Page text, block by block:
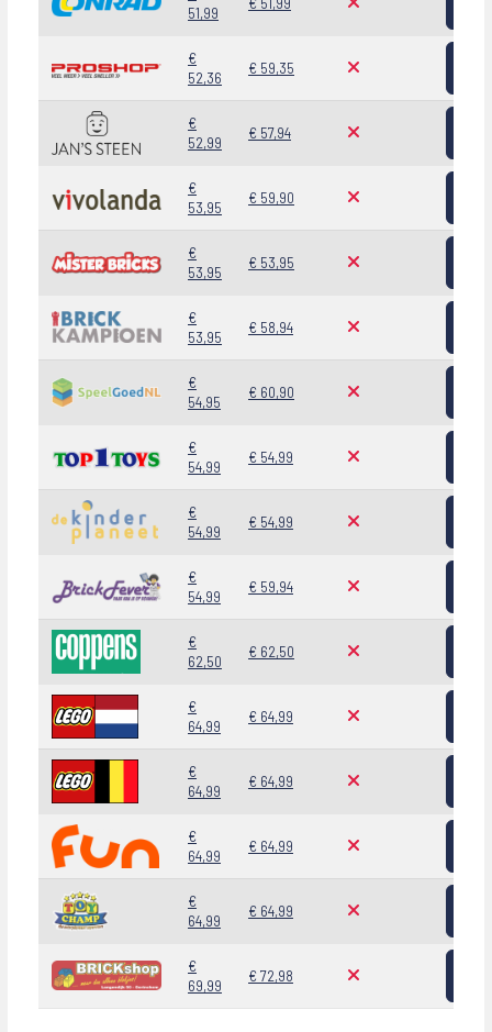
51,99
€ 51,99
€
52,36
€ 59,35
€
52,99
€ 57,94
€
53,95
€ 59,90
€
53,95
€ 53,95
€
53,95
€ 58,94
€
54,95
€ 60,90
€
54,99
€ 54,99
€
54,99
€ 54,99
€
54,99
€ 59,94
€
62,50
€ 62,50
€
64,99
€ 64,99
€
64,99
€ 64,99
€
64,99
€ 64,99
€
64,99
€ 64,99
€
69,99
€ 72,98